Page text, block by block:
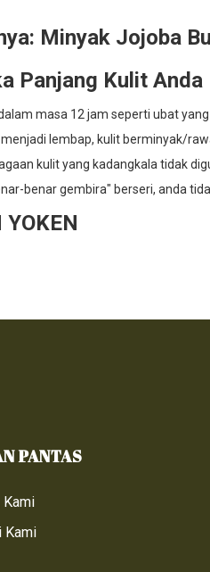
Minyak Jojoba
Panjang Kulit Anda
masa 12 jam seperti ubat
lembap, kulit berminyak/
kulit yang kadangkala tidak
benar gembira" berseri, anda
PANTAS
Kami
Kami